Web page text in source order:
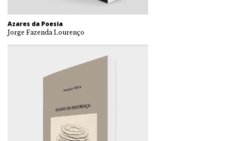
Azares da Poesia
Jorge Fazenda Lourenço